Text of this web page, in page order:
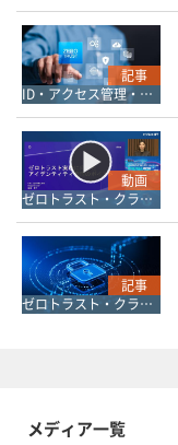
記事
ID・アクセス管理・認証
動画
ゼロトラスト・クラウドセキュリティ・SASE
記事
ゼロトラスト・クラウドセキュリティ・SASE
メディア一覧